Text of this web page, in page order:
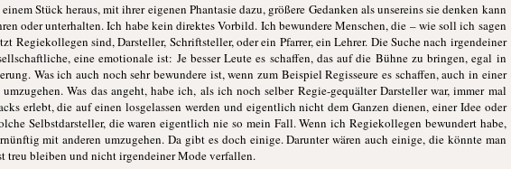
Stück heraus, mit ihrer eigenen Phantasie dazu, größere Gedanken als unsereins sie denken kann
oder unterhalten. Ich habe kein direktes Vorbild. Ich bewundere Menschen, die – wie soll ich sagen
Regiekollegen sind, Darsteller, Schriftsteller, oder ein Pfarrer, ein Lehrer. Die Suche nach irgendeiner
eine emotionale ist: Je besser Leute es schaffen, das auf die Bühne zu bringen, egal in
Was ich auch noch sehr bewundere ist, wenn zum Beispiel Regisseure es schaffen, auch in einer
Was das angeht, habe ich, als ich noch selber Regie-gequälter Darsteller war, immer mal
erlebt, die auf einen losgelassen werden und eigentlich nicht dem Ganzen dienen, einer Idee oder
Selbstdarsteller, die waren eigentlich nie so mein Fall. Wenn ich Regiekollegen bewundert habe,
mit anderen umzugehen. Da gibt es doch einige. Darunter wären auch einige, die könnte man
treu bleiben und nicht irgendeiner Mode verfallen.